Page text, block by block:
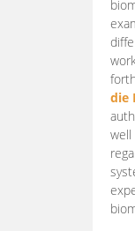
die
well